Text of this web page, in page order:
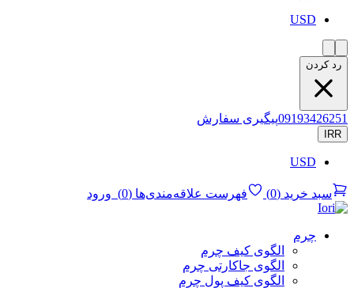
USD
رد کردن
09193426251پیگیری سفارش
IRR
USD
سبد خرید (
0
) فهرست علاقه‌مندی‌ها (
0
) ورود
چرم
الگوی کیف چرم
الگوی جاکارتی چرم
الگوی کیف پول چرم